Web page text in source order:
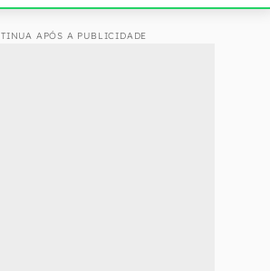
APÓS A PUBLICIDADE